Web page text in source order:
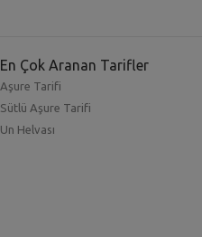
En Çok Aranan Tarifler
Aşure Tarifi
Sütlü Aşure Tarifi
Un Helvası